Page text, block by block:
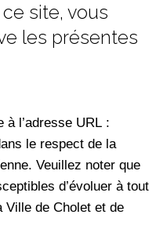
site, vous
les présentes
l’adresse URL :
le respect de la
Veuillez noter que
d’évoluer à tout
Ville de Cholet et de